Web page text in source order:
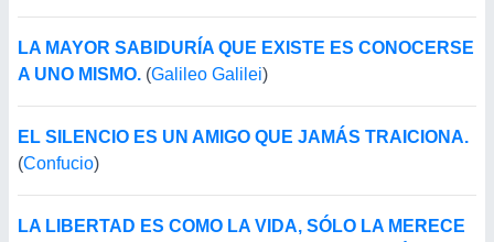
LA MAYOR SABIDURÍA QUE EXISTE ES CONOCERSE
A UNO MISMO. (Galileo Galilei)
EL SILENCIO ES UN AMIGO QUE JAMÁS TRAICIONA.
(Confucio)
LA LIBERTAD ES COMO LA VIDA, SÓLO LA MERECE